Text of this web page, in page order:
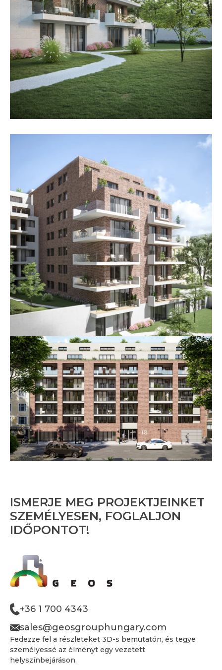
ISMERJE MEG PROJEKTJEINKET
SZEMÉLYESEN, FOGLALJON
IDŐPONTOT!
+36 1 700 4343
sales@geosgrouphungary.com
Fedezze fel a részleteket 3D-s bemutatón, és tegye
személyessé az élményt egy vezetett
helyszínbejáráson.